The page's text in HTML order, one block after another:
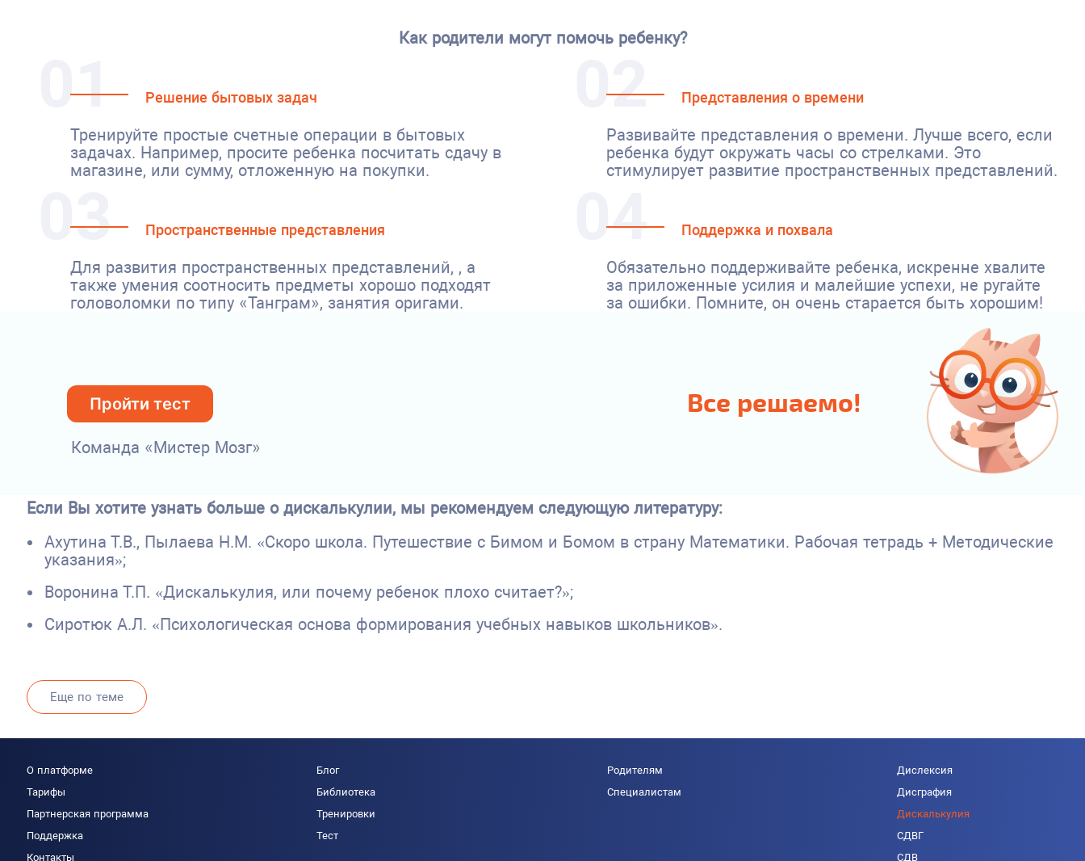
Как родители могут помочь ребенку?
01 Решение бытовых задач
Тренируйте простые счетные операции в бытовых
задачах. Например, просите ребенка посчитать сдачу в
магазине, или сумму, отложенную на покупки.
02 Представления о времени
Развивайте представления о времени. Лучше всего, если
ребенка будут окружать часы со стрелками. Это
стимулирует развитие пространственных представлений.
03 Пространственные представления
Для развития пространственных представлений, , а
также умения соотносить предметы хорошо подходят
головоломки по типу «Танграм», занятия оригами.
04 Поддержка и похвала
Обязательно поддерживайте ребенка, искренне хвалите
за приложенные усилия и малейшие успехи, не ругайте
за ошибки. Помните, он очень старается быть хорошим!
Все решаемо!
Команда «Мистер Мозг»
Пройти тест
Если Вы хотите узнать больше о дискалькулии, мы рекомендуем следующую литературу:
Ахутина Т.В., Пылаева Н.М. «Скоро школа. Путешествие с Бимом и Бомом в страну Математики. Рабочая тетрадь + Методические
указания»;
Воронина Т.П. «Дискалькулия, или почему ребенок плохо считает?»;
Сиротюк А.Л. «Психологическая основа формирования учебных навыков школьников».
Еще по теме
О платформе
Тарифы
Партнерская программа
Поддержка
Контакты
Блог
Библиотека
Тренировки
Тест
Родителям
Специалистам
Дислексия
Дисграфия
Дискалькулия
СДВГ
СДВ